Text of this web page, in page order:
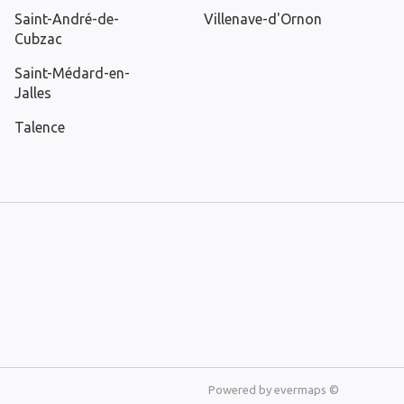
Saint-André-de-
Cubzac
Saint-Médard-en-
Jalles
Talence
Villenave-d'Ornon
Powered by evermaps ©